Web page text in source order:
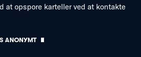
at opspore karteller ved at kontakte
ANONYMT